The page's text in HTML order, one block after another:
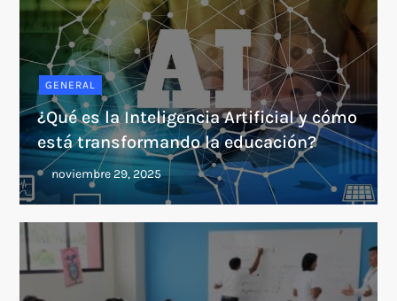
GENERAL
¿Qué es la Inteligencia Artificial y cómo
está transformando la educación?